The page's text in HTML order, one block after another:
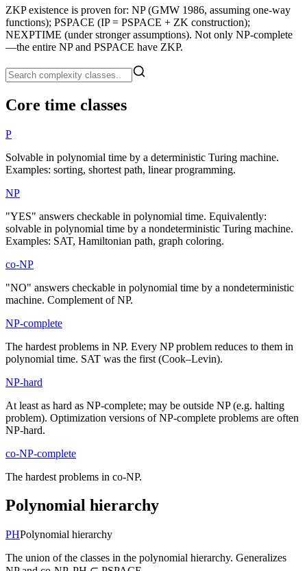
ZKP existence is proven for: NP (GMW 1986, assuming one-way
functions); PSPACE (IP = PSPACE + ZK construction);
NEXPTIME (under stronger assumptions). Not only NP-complete
—the entire NP and PSPACE have ZKP.
Core time classes
P
Solvable in polynomial time by a deterministic Turing machine.
Examples: sorting, shortest path, linear programming.
NP
"YES" answers checkable in polynomial time. Equivalently:
solvable in polynomial time by a nondeterministic Turing machine.
Examples: SAT, Hamiltonian path, graph coloring.
co-NP
"NO" answers checkable in polynomial time by a nondeterministic
machine. Complement of NP.
NP-complete
The hardest problems in NP. Every NP problem reduces to them in
polynomial time. SAT was the first (Cook–Levin).
NP-hard
At least as hard as NP-complete; may be outside NP (e.g. halting
problem). Optimization versions of NP-complete problems are often
NP-hard.
co-NP-complete
The hardest problems in co-NP.
Polynomial hierarchy
PHPolynomial hierarchy
The union of the classes in the polynomial hierarchy. Generalizes